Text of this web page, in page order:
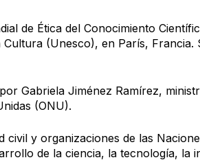
de Ética del Conocimiento
(Unesco), en París,
Gabriela Jiménez Ramírez,
(ONU).
y organizaciones de las
de la ciencia, la tecnología, la